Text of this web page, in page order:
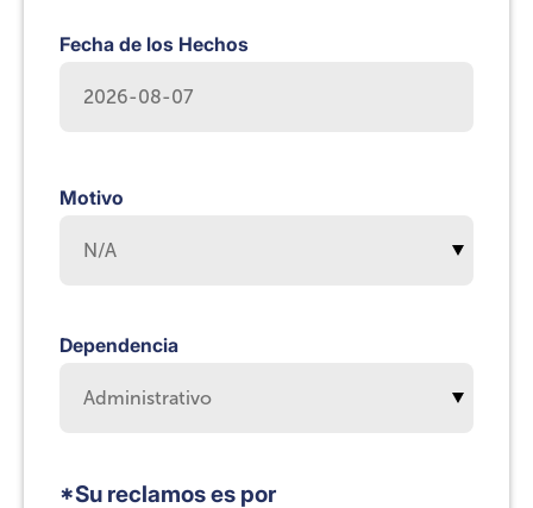
Fecha de los Hechos
Motivo
Dependencia
*Su reclamos es por